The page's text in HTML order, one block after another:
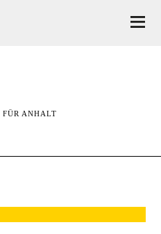
FÜR ANHALT